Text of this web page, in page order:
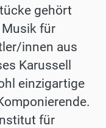
gehört
für
innen aus
Karussell
einzigartige
für